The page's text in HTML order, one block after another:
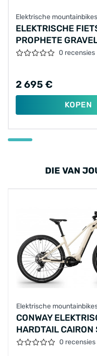
Elektrische mountainbikes
ELEKTRISCHE
PROPHETE
DISC,
0 recensies
2 695 €
KOPEN
DIE VAN
Elektrische
CONWAY
HARDTAIL
29"/45CM-0 recensies